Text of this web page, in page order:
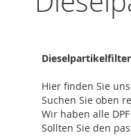
Hier finden Sie
Suchen Sie oben
Wir haben alle
Sollten Sie den